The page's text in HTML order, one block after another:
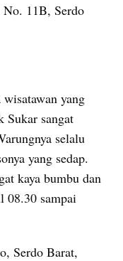
11B, Serdo
yang
Sukar sangat
selalu
yang sedap.
kaya bumbu dan
08.30 sampai
Serdo Barat,